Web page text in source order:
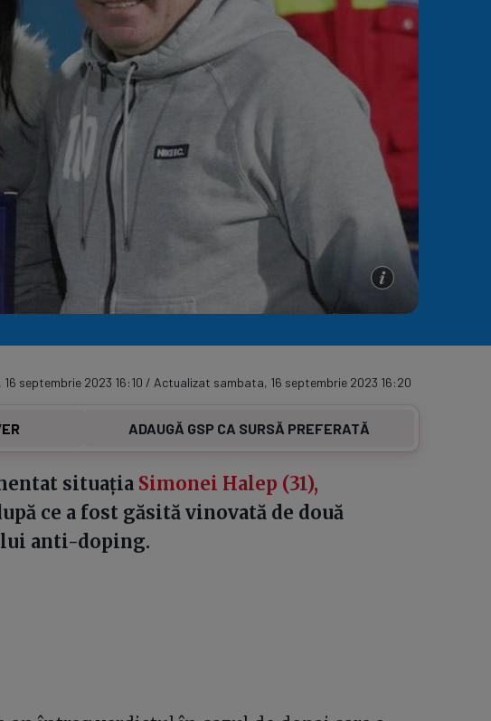
Serie A
Meciuri Clasament
septembrie 2023 16:10 / Actualizat sambata, 16 septembrie 2023 16:20
ADAUGĂ GSP CA SURSĂ PREFERATĂ
situația Simonei Halep (31),
ce a fost găsită vinovată de două
anti-doping.